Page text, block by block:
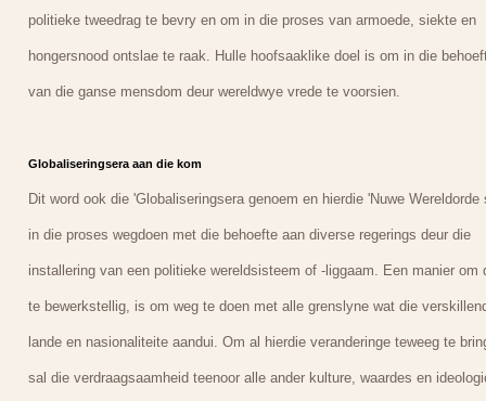
politieke tweedrag te bevry en om in die proses van armoede, siekte en
hongersnood ontslae te raak. Hulle hoofsaaklike doel is om in die
van die ganse mensdom deur wereldwye vrede te voorsien.
Globaliseringsera aan die kom
Dit word ook die 'Globaliseringsera genoem en hierdie 'Nuwe Wereldorde
in die proses wegdoen met die behoefte aan diverse regerings deur die
installering van een politieke wereldsisteem of -liggaam. Een manier om
te bewerkstellig, is om weg te doen met alle grenslyne wat die
lande en nasionaliteite aandui. Om al hierdie veranderinge teweeg te
sal die verdraagsaamheid teenoor alle ander kulture, waardes en